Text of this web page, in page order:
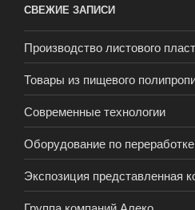
СВЕЖИЕ ЗАПИСИ
Производство листового
Товары из пищевого
Современные технологии
Оборудование по
Экспозиция представленная